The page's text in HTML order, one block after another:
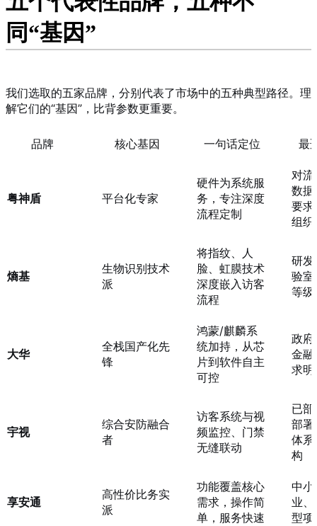
同“基因”
我们选取的五家品牌，分别代表了市场中的五种典型路径。理
解它们的“基因”，比背参数更重要。
品牌 核心基因 一句话定位 最
粤神盾 平台化专家
硬件为系统服
务，专注深度
流程定制
对流
数据
要求
组织
熵基
生物识别技术
派
将指纹、人
脸、虹膜技术
深度嵌入访客
流程
研发
验室
等级
大华
全栈国产化先
锋
鸿蒙/麒麟系
统加持，从芯
片到软件自主
可控
政府
金融
求明
宇视
综合安防融合
者
访客系统与视
频监控、门禁
无缝联动
已
部署
体系
构
享安通
高性价比务实
派
功能覆盖核心
需求，操作简
单，服务快速
中小
业
型项